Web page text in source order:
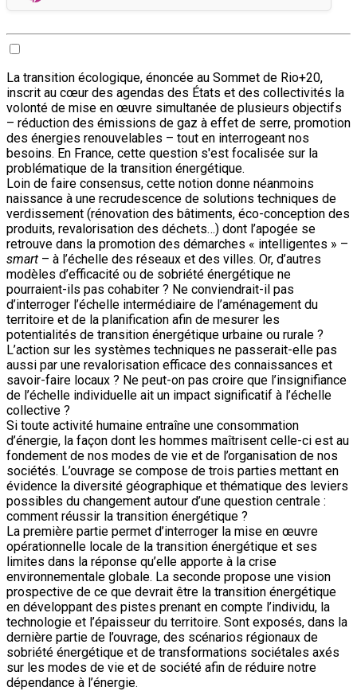
La transition écologique, énoncée au Sommet de Rio+20,
inscrit au cœur des agendas des États et des collectivités la
volonté de mise en œuvre simultanée de plusieurs objectifs
– réduction des émissions de gaz à effet de serre, promotion
des énergies renouvelables – tout en interrogeant nos
besoins. En France, cette question s'est focalisée sur la
problématique de la transition énergétique.
Loin de faire consensus, cette notion donne néanmoins
naissance à une recrudescence de solutions techniques de
verdissement (rénovation des bâtiments, éco-conception des
produits, revalorisation des déchets…) dont l’apogée se
retrouve dans la promotion des démarches « intelligentes » –
smart – à l’échelle des réseaux et des villes. Or, d’autres
modèles d’efficacité ou de sobriété énergétique ne
pourraient-ils pas cohabiter ? Ne conviendrait-il pas
d’interroger l’échelle intermédiaire de l’aménagement du
territoire et de la planification afin de mesurer les
potentialités de transition énergétique urbaine ou rurale ?
L’action sur les systèmes techniques ne passerait-elle pas
aussi par une revalorisation efficace des connaissances et
savoir-faire locaux ? Ne peut-on pas croire que l’insignifiance
de l’échelle individuelle ait un impact significatif à l’échelle
collective ?
Si toute activité humaine entraîne une consommation
d’énergie, la façon dont les hommes maîtrisent celle-ci est au
fondement de nos modes de vie et de l’organisation de nos
sociétés. L’ouvrage se compose de trois parties mettant en
évidence la diversité géographique et thématique des leviers
possibles du changement autour d’une question centrale :
comment réussir la transition énergétique ?
La première partie permet d’interroger la mise en œuvre
opérationnelle locale de la transition énergétique et ses
limites dans la réponse qu’elle apporte à la crise
environnementale globale. La seconde propose une vision
prospective de ce que devrait être la transition énergétique
en développant des pistes prenant en compte l’individu, la
technologie et l’épaisseur du territoire. Sont exposés, dans la
dernière partie de l’ouvrage, des scénarios régionaux de
sobriété énergétique et de transformations sociétales axés
sur les modes de vie et de société afin de réduire notre
dépendance à l’énergie.